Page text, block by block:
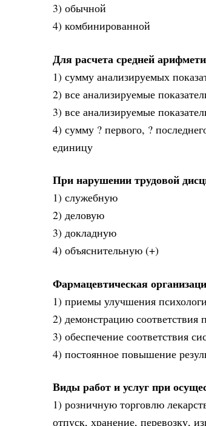
3) обычной
4) комбинированной
Для расчета средней
1) сумму анализируемых
2) все анализируемые
3) все анализируемые
4) сумму ? первого, ?
единицу
При нарушении трудовой
1) служебную
2) деловую
3) докладную
4) объяснительную (+)
Фармацевтическая
1) приемы улучшения
2) демонстрацию соответствия
3) обеспечение соответствия
4) постоянное повышение
Виды работ и услуг при
1) розничную торговлю
отпуск, хранение, перевозку,